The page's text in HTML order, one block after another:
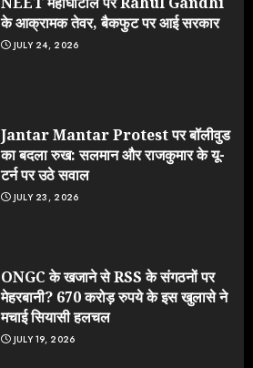
के आक्रामक तेवर, बैकफुट पर आई सरकार
JULY 24, 2026
Jantar Mantar Protest पर बॉलीवुड
का बदला रुख: सलमान और राजकुमार के यू-
टर्न पर उठे सवाल
JULY 23, 2026
ONGC के खजाने से RSS के संगठनों पर
मेहरबानी? 670 करोड़ रुपये के इस खुलासे ने
मचाई सियासी हलचल
JULY 19, 2026